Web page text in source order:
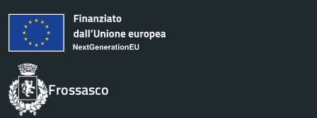
Frossasco